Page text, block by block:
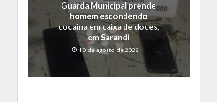
Guarda Municipal prende
homem escondendo
cocaína em caixa de doces,
em Sarandi
10 de agosto de 2026